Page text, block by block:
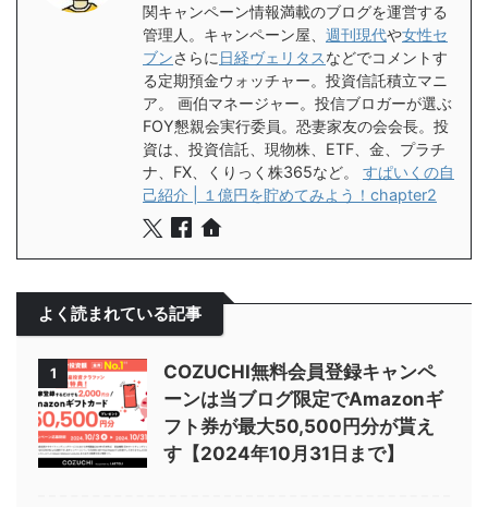
関キャンペーン情報満載のブログを運営する
管理人。キャンペーン屋、 週刊現代や女性セ
ブンさらに 日経ヴェリタスなどでコメントす
る定期預金ウォッチャー。投資信託積立マニ
ア。 画伯マネージャー。投信ブロガーが選ぶ
FOY懇親会実行委員。恐妻家友の会会長。投
資は、投資信託、現物株、ETF、金、プラチ
ナ、FX、くりっく株365など。 すぱいくの自
己紹介 | １億円を貯めてみよう！chapter2
よく読まれている記事
1
COZUCHI無料会員登録キャンペ
ーンは当ブログ限定でAmazonギ
フト券が最大50,500円分が貰え
す【2024年10月31日まで】